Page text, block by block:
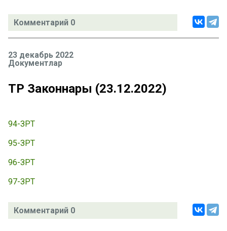
Комментарий 0
23 декабрь 2022
Документлар
ТР Законнары (23.12.2022)
94-ЗРТ
95-ЗРТ
96-ЗРТ
97-ЗРТ
Комментарий 0